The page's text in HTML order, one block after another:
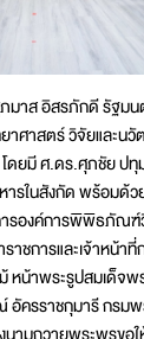
มาส อิสรภักดี รัฐม
าศาสตร์ วิจัยและนวั
ดยมี ศ.ดร.ศุภชัย ป
ารในสังกัด พร้อมด้
รองค์การพิพิธภัณฑ์
ชการและเจ้าหน้าที่
หน้าพระรูปสมเด็จพ
ครราชกุมารี กรม